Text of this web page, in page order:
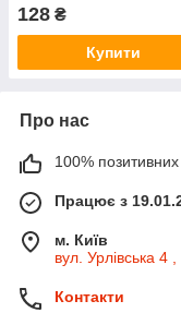
128 ₴
Купити
Про нас
100% позитивних
Працює з
м. Київ
вул. Урлівська 4 ,
Контакти